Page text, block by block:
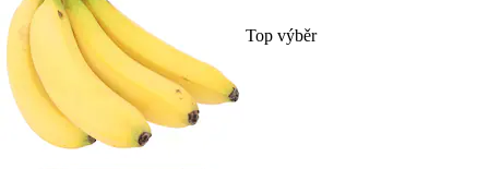
Top výběr